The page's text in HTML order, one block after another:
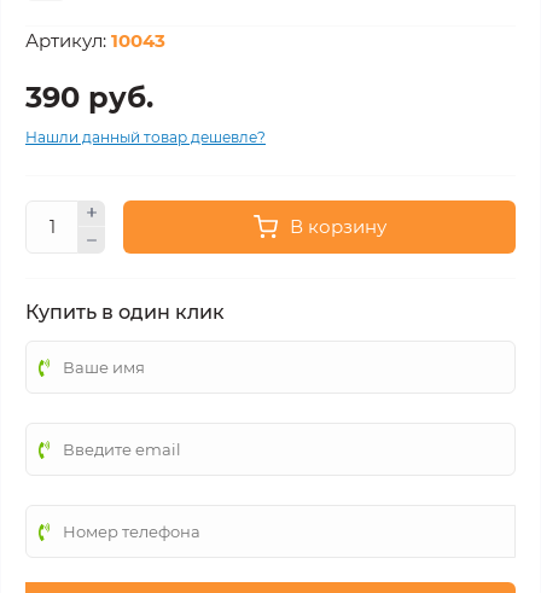
Артикул: 10043
390 руб.
Нашли данный товар дешевле?
В корзину
Купить в один клик